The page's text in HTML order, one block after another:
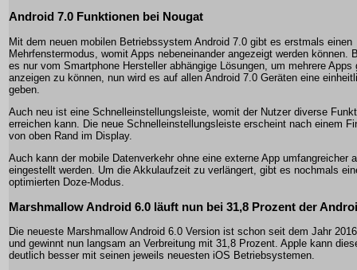
Android 7.0 Funktionen bei Nougat
Mit dem neuen mobilen Betriebssystem Android 7.0 gibt es erstmals einen
Mehrfenstermodus, womit Apps nebeneinander angezeigt werden können.
es nur vom Smartphone Hersteller abhängige Lösungen, um mehrere Apps
anzeigen zu können, nun wird es auf allen Android 7.0 Geräten eine
geben.
Auch neu ist eine Schnelleinstellungsleiste, womit der Nutzer diverse
erreichen kann. Die neue Schnelleinstellungsleiste erscheint nach einem
von oben Rand im Display.
Auch kann der mobile Datenverkehr ohne eine externe App umfangreicher
eingestellt werden. Um die Akkulaufzeit zu verlängert, gibt es nochmals
optimierten Doze-Modus.
Marshmallow Android 6.0 läuft nun bei 31,8 Prozent der
Die neueste Marshmallow Android 6.0 Version ist schon seit dem Jahr
und gewinnt nun langsam an Verbreitung mit 31,8 Prozent. Apple kann
deutlich besser mit seinen jeweils neuesten iOS Betriebsystemen.